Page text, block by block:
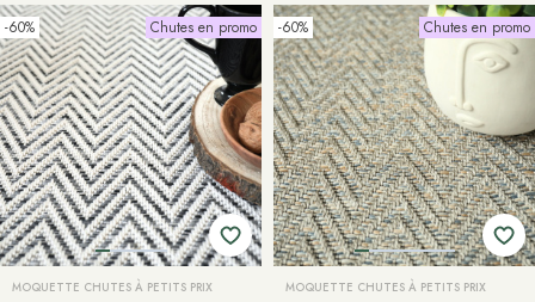
-60% Chutes en promo
MOQUETTE CHUTES À PETITS PRIX
-60% Chutes en promo
MOQUETTE CHUTES À PETITS PRIX